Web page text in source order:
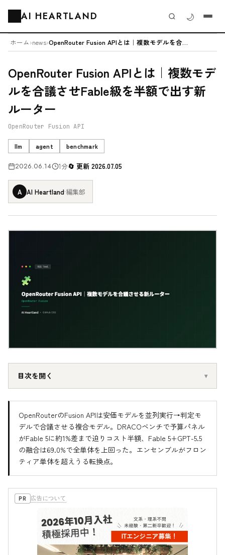
AI HEARTLAND 🌙
ホーム›news› OpenRouter Fusion APIとは｜複数モデルを合議させFab...
OpenRouter Fusion APIとは｜複数モデ
ルを合議させFable級を半額で出す新
ルーター
OpenRouter Fusion API
llm agent benchmark
2026.06.14 1分 更新 2026.07.05
A AI Heartland·編集部
目次を開く
OpenRouterのFusion APIは安価モデルを並列実行→判定モ
デルで合議させる複合モデル。DRACOベンチで予算パネル
がFable 5に約1%差まで迫りコスト半額、Fable 5+GPT-5.5
の融合は69.0%で全単体を上回った。エンセンブルがフロン
ティア単体を超えうる転換点。
PR 広告について